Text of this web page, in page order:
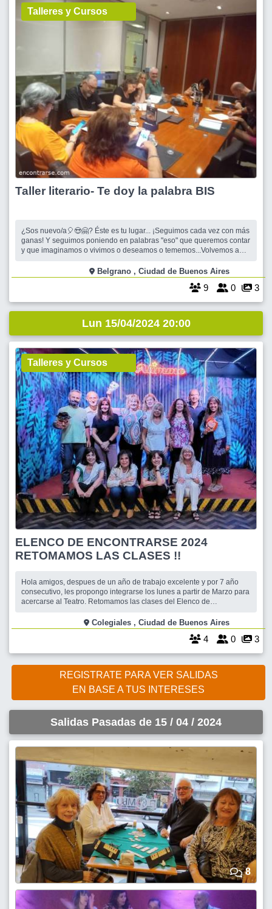
Talleres y Cursos
Taller literario- Te doy la palabra BIS
¿Sos nuevo/a🎈😍🤗? Éste es tu lugar... ¡Seguimos cada vez con más
ganas! Y seguimos poniendo en palabras "eso" que queremos contar
y que imaginamos o vivimos o deseamos o tememos...Volvemos a
Encontrar nuestro propio estilo, la manera de respirar de un escritor.
Belgrano , Ciudad de Buenos Aires
9 0 3
Lun 15/04/2024 20:00
Talleres y Cursos
ELENCO DE ENCONTRARSE 2024
RETOMAMOS LAS CLASES !!
Hola amigos, despues de un año de trabajo excelente y por 7 año
consecutivo, les propongo integrarse los lunes a partir de Marzo para
acercarse al Teatro. Retomamos las clases del Elenco de
divirtiéndonos ,improvisando y creando personajes. ES UN TALLER
DE TEATRO PARA QUIENES TENGAN EX
Colegiales , Ciudad de Buenos Aires
4 0 3
REGISTRATE PARA VER SALIDAS
EN BASE A TUS INTERESES
Salidas Pasadas de 15 / 04 / 2024
8